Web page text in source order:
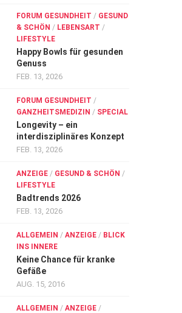
FORUM GESUNDHEIT / GESUND
& SCHÖN / LEBENSART /
LIFESTYLE
Happy Bowls für gesunden
Genuss
FEB. 13, 2026
FORUM GESUNDHEIT /
GANZHEITSMEDIZIN / SPECIAL
Longevity – ein
interdisziplinäres Konzept
FEB. 13, 2026
ANZEIGE / GESUND & SCHÖN /
LIFESTYLE
Badtrends 2026
FEB. 13, 2026
ALLGEMEIN / ANZEIGE / BLICK
INS INNERE
Keine Chance für kranke
Gefäße
AUG. 15, 2016
ALLGEMEIN / ANZEIGE /